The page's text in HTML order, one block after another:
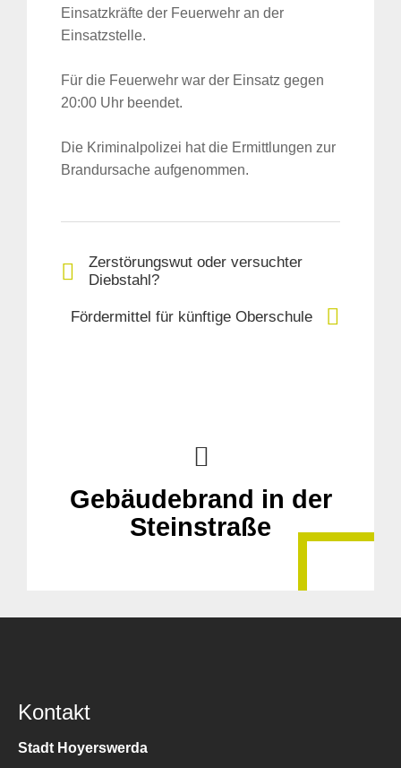
Einsatzkräfte der Feuerwehr an der
Einsatzstelle.
Für die Feuerwehr war der Einsatz gegen
20:00 Uhr beendet.
Die Kriminalpolizei hat die Ermittlungen zur
Brandursache aufgenommen.
Zerstörungswut oder versuchter
Diebstahl?
Fördermittel für künftige Oberschule
Gebäudebrand in der
Steinstraße
Kontakt
Stadt Hoyerswerda